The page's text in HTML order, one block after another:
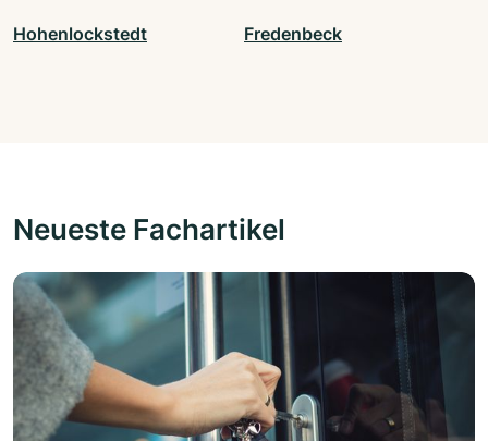
Hohenlockstedt Fredenbeck
Neueste Fachartikel